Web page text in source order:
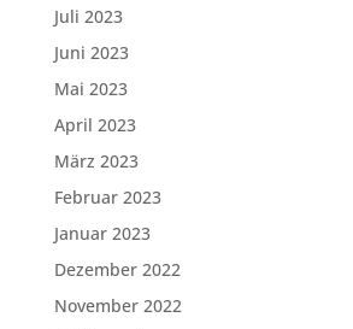
Juli 2023
Juni 2023
Mai 2023
April 2023
März 2023
Februar 2023
Januar 2023
Dezember 2022
November 2022